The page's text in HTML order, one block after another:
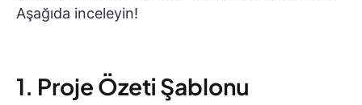
Aşağıda inceleyin!
1. Proje Özeti Şablonu